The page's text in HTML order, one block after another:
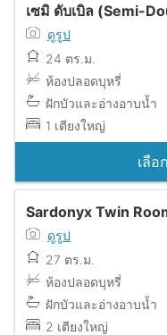
เซมิ ดับเบิล (Semi-
ดูรูป
24 ตร.ม.
ห้องปลอดบุหรี่
ฝักบัวและอ่างอาบน้ำ
1 เตียงใหญ่
เลือ
Sardonyx Twin
ดูรูป
27 ตร.ม.
ห้องปลอดบุหรี่
ฝักบัวและอ่างอาบน้ำ
2 เตียงใหญ่